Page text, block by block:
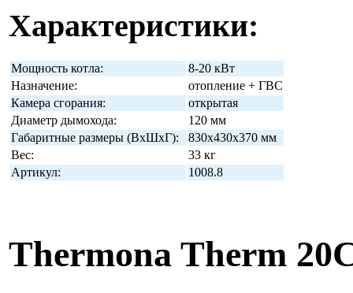
Характеристики:
Мощность котла:
8-20 кВт
Назначение:
отопление + ГВС
Камера сгорания:
открытая
Диаметр дымохода:
120 мм
Габаритные размеры (ВхШхГ):
830х430х370 мм
Вес:
33 кг
Артикул:
1008.8
Thermona Therm